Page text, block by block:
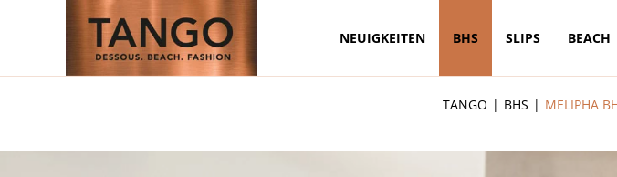
Zum Hauptinhalt springen
NEUIGKEITEN BHS SLIPS BEACH
TANGO BHS MELIPHA